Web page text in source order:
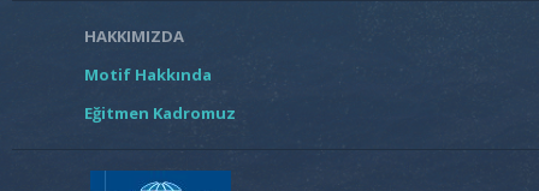
HAKKIMIZDA
Motif Hakkında
Eğitmen Kadromuz